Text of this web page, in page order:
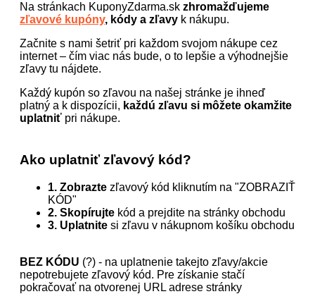
Na stránkach KuponyZdarma.sk zhromažďujeme
zľavové kupóny, kódy a zľavy k nákupu.
Začnite s nami šetriť pri každom svojom nákupe cez
internet – čím viac nás bude, o to lepšie a výhodnejšie
zľavy tu nájdete.
Každý kupón so zľavou na našej stránke je ihneď
platný a k dispozícii, každú zľavu si môžete okamžite
uplatniť pri nákupe.
Ako uplatniť zľavový kód?
1. Zobrazte zľavový kód kliknutím na "ZOBRAZIŤ
KÓD"
2. Skopírujte kód a prejdite na stránky obchodu
3. Uplatnite si zľavu v nákupnom košíku obchodu
BEZ KÓDU (?) - na uplatnenie takejto zľavy/akcie
nepotrebujete zľavový kód. Pre získanie stačí
pokračovať na otvorenej URL adrese stránky